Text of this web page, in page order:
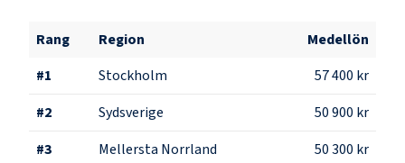
Rang Region
Medellön
#1 Stockholm
57 400 kr
#2 Sydsverige
50 900 kr
#3 Mellersta Norrland
50 300 kr